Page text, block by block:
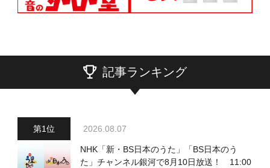
記事ランキング
2026.08.07
NHK「新・BS日本のうた」「BS日本のう
た」チャンネル銀河で8月10日放送！ 11:00